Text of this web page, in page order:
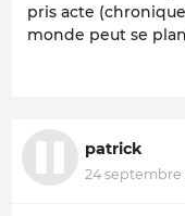
pris acte
monde peut se
patrick
24 septembre